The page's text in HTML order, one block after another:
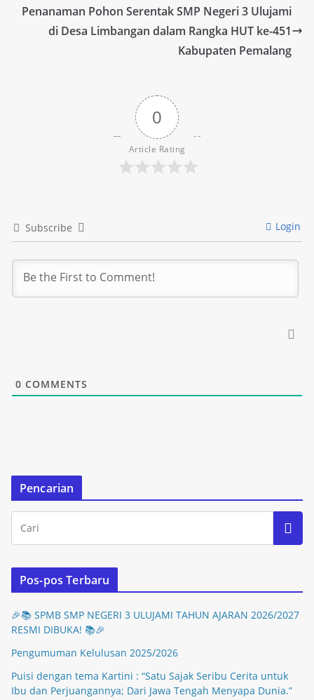
Penanaman Pohon Serentak SMP Negeri 3 Ulujami
di Desa Limbangan dalam Rangka HUT ke-451
Kabupaten Pemalang
0
Article Rating
Subscribe Login
0 COMMENTS
Pencarian
Pos-pos Terbaru
🎉📚 SPMB SMP NEGERI 3 ULUJAMI TAHUN AJARAN 2026/2027
RESMI DIBUKA! 📚🎉
Pengumuman Kelulusan 2025/2026
Puisi dengan tema Kartini : “Satu Sajak Seribu Cerita untuk
Ibu dan Perjuangannya; Dari Jawa Tengah Menyapa Dunia.”